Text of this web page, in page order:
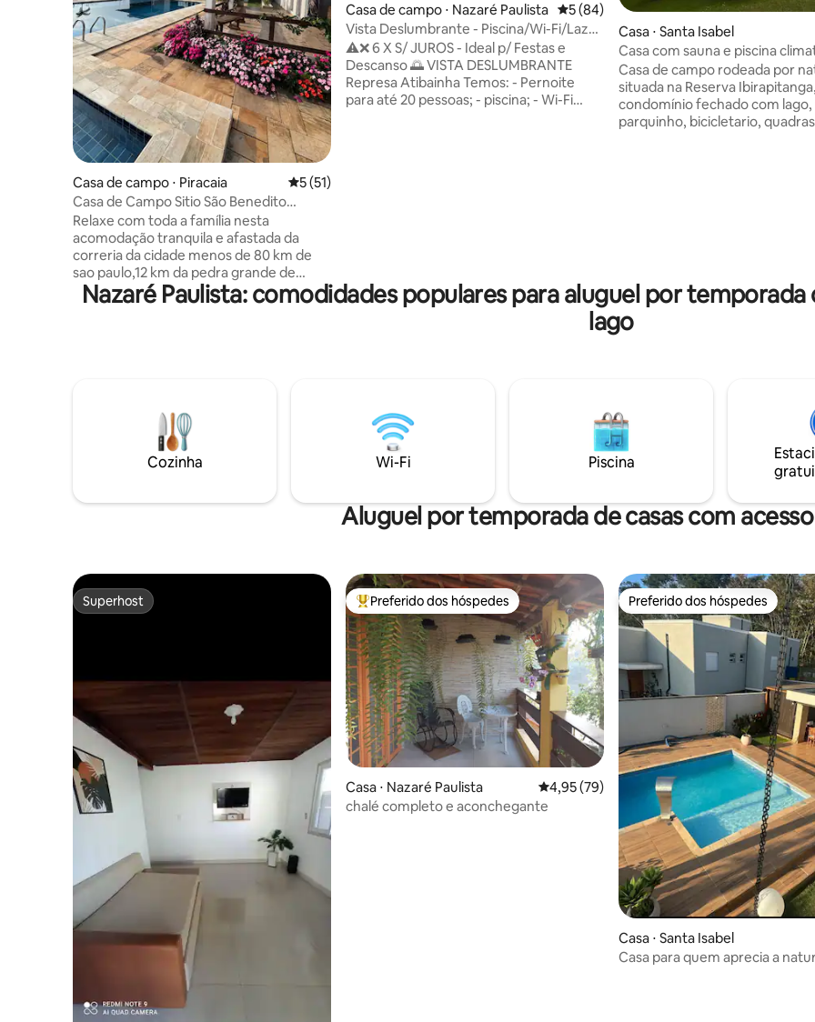
Casa de campo ⋅ Piracaia 5 de uma avaliação média de 5, 51 avaliações
5 (51)
Casa de Campo Sitio São Benedito
maravilhoso lago
Relaxe com toda a família nesta
acomodação tranquila e afastada da
correria da cidade menos de 80 km de
sao paulo,12 km da pedra grande de
atibaia completamente cercado por uma
natureza viva, com vista para um pôr do
,karaoke,bilhar,pebolim redes,grande
roda de fogueira,animais,lago para
pescaria esportiva,pet ben vindo
Casa de campo ⋅ Nazaré Paulista 5 de uma avaliação média de 5, 84
5 (84)
Vista Deslumbrante - Piscina/Wi-Fi/Lazer
p/ Grupos
⚠️❌ 6 X S/ JUROS - Ideal p/ Festas e
Descanso 🌅 VISTA DESLUMBRANTE
Represa Atibainha Temos: - Pernoite
para até 20 pessoas; - piscina; - Wi-Fi
Casa ⋅ Santa Isabel
Casa com sauna e piscina
condominio
Casa de campo rodeada por
situada na Reserva
condomínio fechado com lago,
parquinho, bicicletario,
Nazaré Paulista: comodidades populares para aluguel por
lago
Cozinha Wi-Fi Piscina
Aluguel por temporada de casas com
Superhost
Superhost Entre os melhores preferidos dos hóspedes
Preferido dos hóspedes
Casa ⋅ Nazaré Paulista 4,95 de uma avaliação média de 5, 79
4,95 (79)
chalé completo e aconchegante
Preferido dos hóspedes
Preferido dos hóspedes
Casa ⋅ Santa Isabel
Casa para quem aprecia a